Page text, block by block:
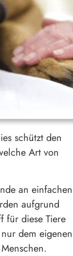
schützt den
Art von
an einfachen
aufgrund
für diese Tiere
dem eigenen